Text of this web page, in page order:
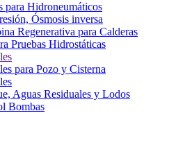
para Hidroneumáticos
Ósmosis inversa
Regenerativa para Calderas
Pruebas Hidrostáticas
para Pozo y Cisterna
Aguas Residuales y Lodos
Bombas